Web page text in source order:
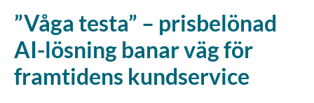
”Våga testa” – prisbelönad
AI-lösning banar väg för
framtidens kundservice